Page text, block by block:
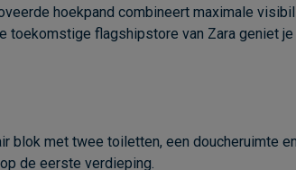
hoekpand combineert maximale
toekomstige flagshipstore van Zara geniet
met twee toiletten, een doucheruimte
de eerste verdieping.